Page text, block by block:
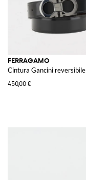
FERRAGAMO
Cintura Gancini
450,00 €